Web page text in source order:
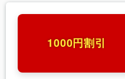
1000円割引